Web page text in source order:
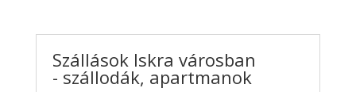
Szállások Iskra városban
- szállodák, apartmanok